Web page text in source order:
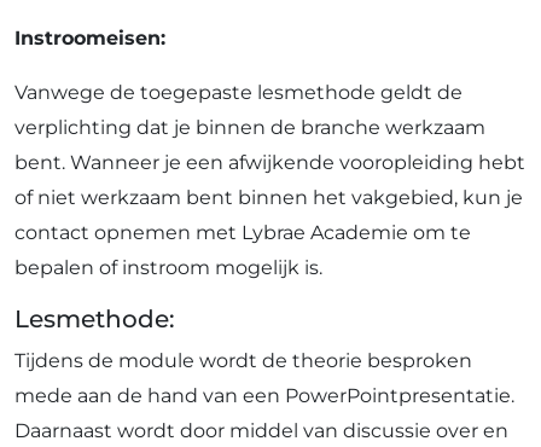
Instroomeisen:
Vanwege de toegepaste lesmethode geldt de
verplichting dat je binnen de branche werkzaam
bent. Wanneer je een afwijkende vooropleiding hebt
of niet werkzaam bent binnen het vakgebied, kun je
contact opnemen met Lybrae Academie om te
bepalen of instroom mogelijk is.
Lesmethode:
Tijdens de module wordt de theorie besproken
mede aan de hand van een PowerPointpresentatie.
Daarnaast wordt door middel van discussie over en